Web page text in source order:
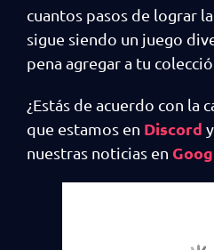
cuantos pasos de lograr
sigue siendo un juego
pena agregar a tu
¿Estás de acuerdo con la
que estamos en Discord
nuestras noticias en